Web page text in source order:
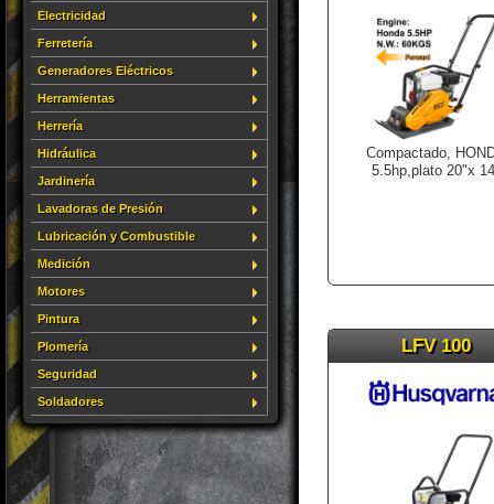
Electricidad
Ferretería
Generadores Eléctricos
Herramientas
Herrería
Hidráulica
Jardinería
Lavadoras de Presión
Lubricación y Combustible
Medición
Motores
Pintura
Plomería
Seguridad
Soldadores
Compactado,
5.5hp,plato 20"x
LFV 100